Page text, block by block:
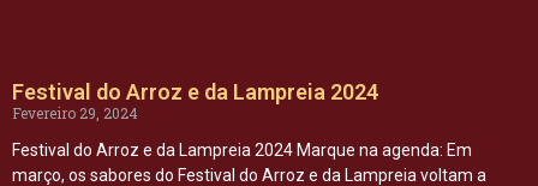
Festival do Arroz e da Lampreia 2024
Fevereiro 29, 2024
Festival do Arroz e da Lampreia 2024 Marque na agenda: Em
março, os sabores do Festival do Arroz e da Lampreia voltam a